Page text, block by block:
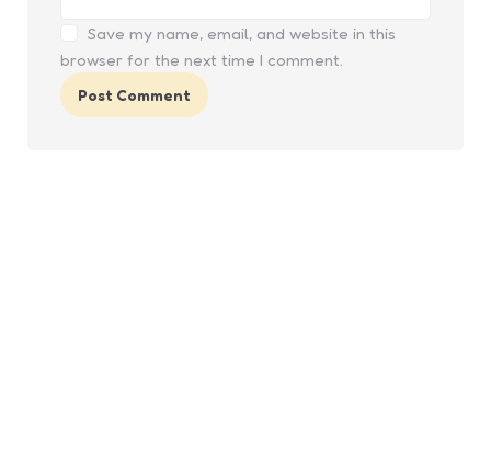
Save my name, email, and website in this
browser for the next time I comment.